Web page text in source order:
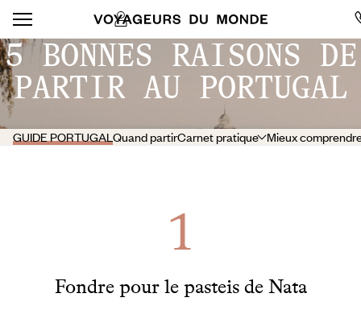
5 BONNES RAISONS DE
PARTIR AU PORTUGAL
GUIDE PORTUGALQuand partirCarnet pratique Mieux
Fondre pour le pasteis de Nata